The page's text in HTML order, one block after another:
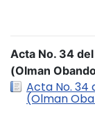
Acta No. 34
(Olman
Acta No. 34
(Olman